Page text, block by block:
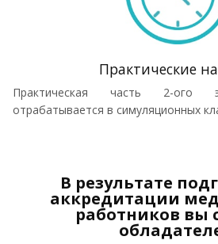
Практические
Практическая часть 2-ого
отрабатывается в симуляционных
В результате
аккредитации
работников вы